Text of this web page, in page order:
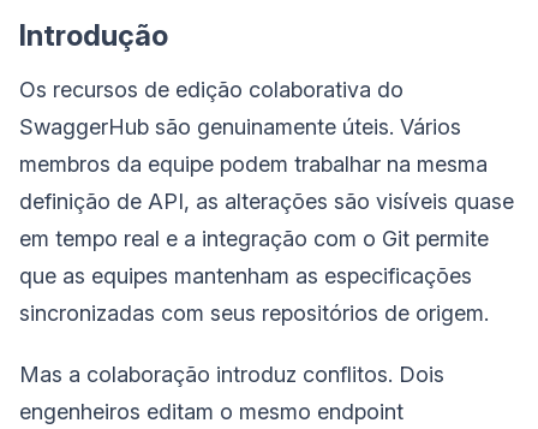
Introdução
Os recursos de edição colaborativa do
SwaggerHub são genuinamente úteis. Vários
membros da equipe podem trabalhar na mesma
definição de API, as alterações são visíveis quase
em tempo real e a integração com o Git permite
que as equipes mantenham as especificações
sincronizadas com seus repositórios de origem.
Mas a colaboração introduz conflitos. Dois
engenheiros editam o mesmo endpoint